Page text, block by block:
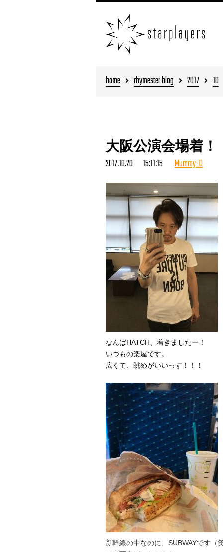
home rhymester blog 2017 10
大阪公演会場着！
2017.10.20 15:11:15 Mummy-D
なんばHATCH、着きましたー！
いつもの楽屋です。
広くて、眺めがいいっす！！！
新幹線の中なのに、SUBWAYです（笑